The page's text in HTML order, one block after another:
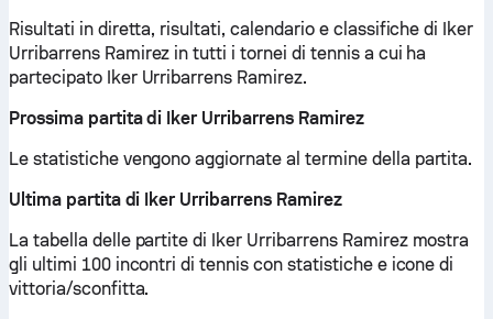
Risultati in diretta, risultati, calendario e classifiche di Iker
Urribarrens Ramirez in tutti i tornei di tennis a cui ha
partecipato Iker Urribarrens Ramirez.
Prossima partita di Iker Urribarrens Ramirez
Le statistiche vengono aggiornate al termine della partita.
Ultima partita di Iker Urribarrens Ramirez
La tabella delle partite di Iker Urribarrens Ramirez mostra
gli ultimi 100 incontri di tennis con statistiche e icone di
vittoria/sconfitta.